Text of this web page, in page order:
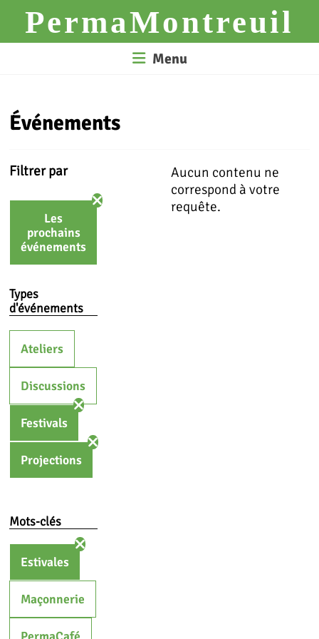
contentPermaMontreuil
Menu
Événements
Filtrer par
Les
prochains
événements
Types
d'événements
Ateliers
Discussions
Festivals
Projections
Mots-clés
Estivales
Maçonnerie
Aucun contenu ne
correspond à votre
requête.